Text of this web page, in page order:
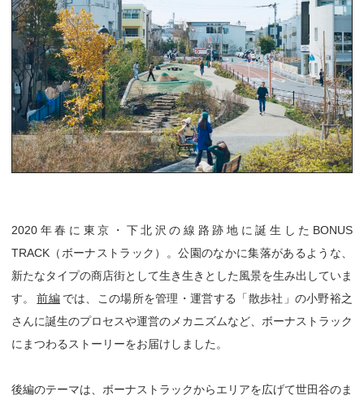
2020年春に東京・下北沢の線路跡地に誕生したBONUS
TRACK（ボーナストラック）。公園のなかに集落があるような、
新たなタイプの商店街として生き生きとした風景を生み出していま
す。
前編 では、この場所を管理・運営する「散歩社」の小野裕之
さんに誕生のプロセスや運営のメカニズムなど、ボーナストラック
にまつわるストーリーをお届けしました。
後編のテーマは、ボーナストラックからエリアを広げて世田谷のま